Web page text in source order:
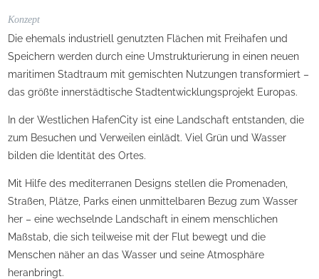
Konzept
Die ehemals industriell genutzten Flächen mit Freihafen und
Speichern werden durch eine Umstrukturierung in einen neuen
maritimen Stadtraum mit gemischten Nutzungen transformiert –
das größte innerstädtische Stadtentwicklungsprojekt Europas.
In der Westlichen HafenCity ist eine Landschaft entstanden, die
zum Besuchen und Verweilen einlädt. Viel Grün und Wasser
bilden die Identität des Ortes.
Mit Hilfe des mediterranen Designs stellen die Promenaden,
Straßen, Plätze, Parks einen unmittelbaren Bezug zum Wasser
her – eine wechselnde Landschaft in einem menschlichen
Maßstab, die sich teilweise mit der Flut bewegt und die
Menschen näher an das Wasser und seine Atmosphäre
heranbringt.